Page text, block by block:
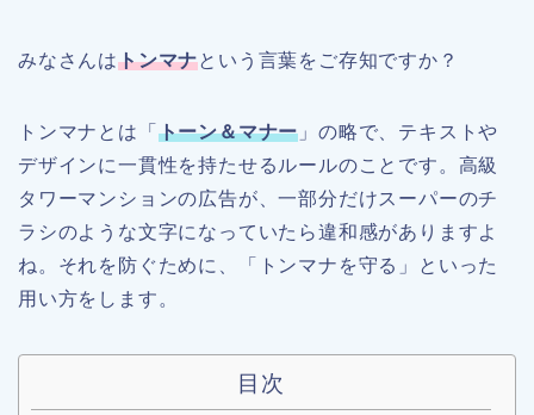
みなさんはトンマナという言葉をご存知ですか？
トンマナとは「 トーン＆マナー 」の略で、テキストや
デザインに一貫性を持たせるルールのことです。高級
タワーマンションの広告が、一部分だけスーパーのチ
ラシのような文字になっていたら違和感がありますよ
ね。それを防ぐために、「トンマナを守る」といった
用い方をします。
目次